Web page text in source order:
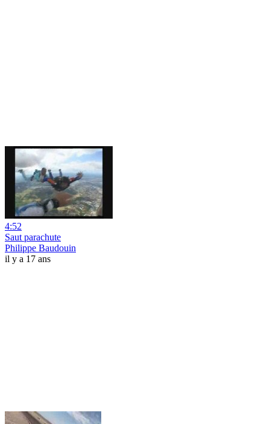
4:52
Saut parachute
Philippe Baudouin
il y a 17 ans